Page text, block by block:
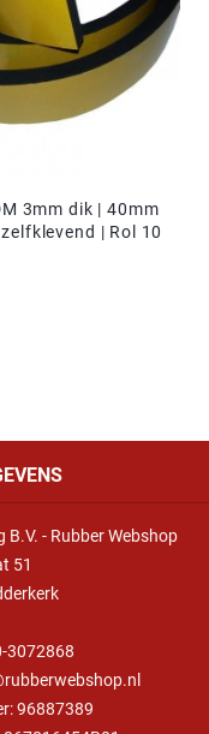
3mm dik | 40mm
| Rol 10
B.V. - Rubber Webshop
51
3072868
96887389